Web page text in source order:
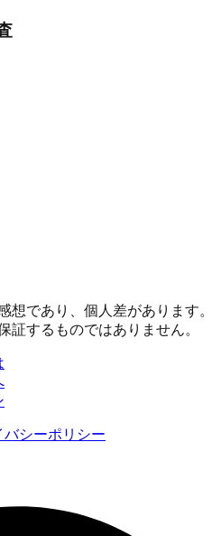
想であり、個人差があります。
証するものではありません。
シーポリシー